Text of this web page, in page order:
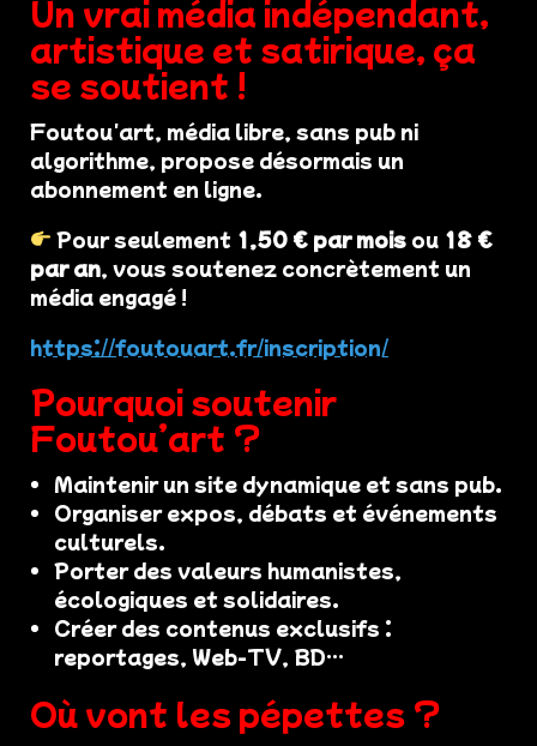
Un vrai média indépendant,
artistique et satirique, ça
se soutient !
Foutou'art, média libre, sans pub ni
algorithme, propose désormais un
abonnement en ligne.
Pour seulement 1,50 € par mois ou 18 €
par an, vous soutenez concrètement un
média engagé !
https://foutouart.fr/inscription/
Pourquoi soutenir
Foutou’art ?
Maintenir un site dynamique et sans pub.
Organiser expos, débats et événements
culturels.
Porter des valeurs humanistes,
écologiques et solidaires.
Créer des contenus exclusifs :
reportages, Web-TV, BD…
Où vont les pépettes ?